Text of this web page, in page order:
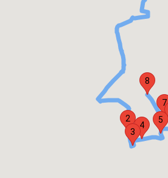
2
3
4
5
7
8